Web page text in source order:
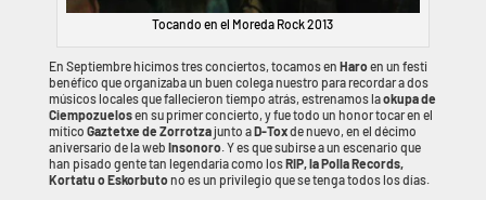
Tocando en el Moreda Rock 2013
En Septiembre hicimos tres conciertos, tocamos en Haroen un festi
benéfico que organizaba un buen colega nuestro para recordar a dos
músicos locales que fallecieron tiempo atrás, estrenamos laokupa de
Ciempozuelosen su primer concierto, y fue todo un honor tocar en el
mítico Gaztetxe de Zorrotzajunto aD-Toxde nuevo, en el décimo
aniversario de la web Insonoro. Y es que subirse a un escenario que
han pisado gente tan legendaria como losRIP, la Polla Records,
Kortatu o Eskorbutono es un privilegio que se tenga todos los días.